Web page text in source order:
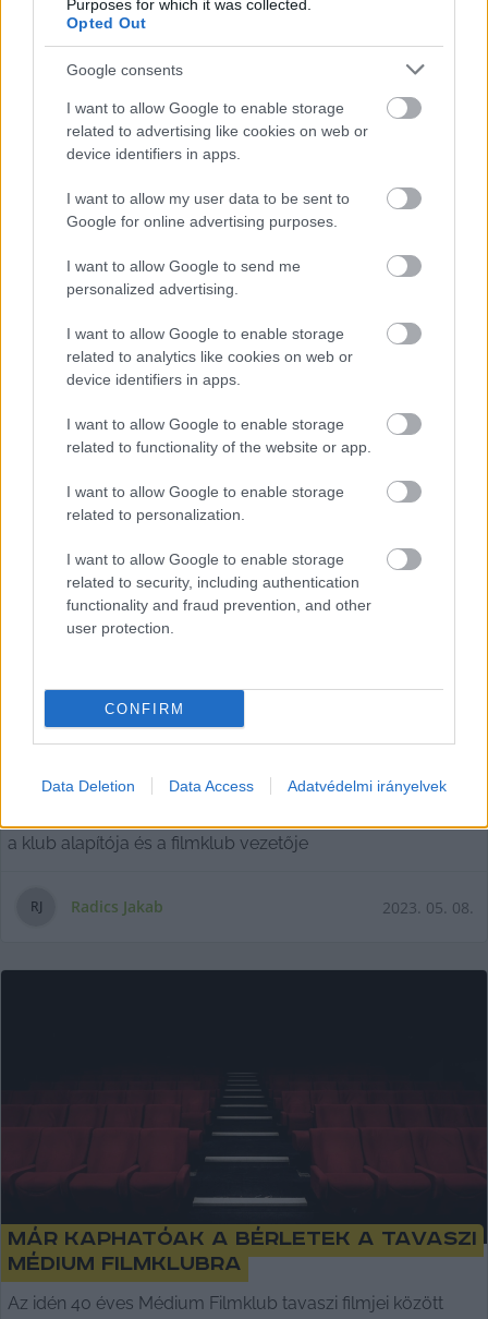
Purposes for which it was collected.
Opted Out
Google consents
I want to allow Google to enable storage
related to advertising like cookies on web or
device identifiers in apps.
I want to allow my user data to be sent to
Google for online advertising purposes.
I want to allow Google to send me
personalized advertising.
I want to allow Google to enable storage
related to analytics like cookies on web or
device identifiers in apps.
I want to allow Google to enable storage
related to functionality of the website or app.
I want to allow Google to enable storage
related to personalization.
I want to allow Google to enable storage
related to security, including authentication
functionality and fraud prevention, and other
user protection.
CONFIRM
Data Deletion Data Access Adatvédelmi irányelvek
Jelentkezz be a KecsUP-ra!
Lépj be a beszélgetéshez és hogy jobban megismerjük
BELÉPÉS
Hurka és ünnepély – Beszélgetés
Bárdos Ferenccel a 40 éves a Médium
Filmklubról
A Médium Filmklub idén 40 éves. Az ország legnagyobb
a klub alapítója és a filmklub vezetője
RJ Radics Jakab 2023. 05. 08.
Már kaphatóak a bérletek a tavaszi
Médium Filmklubra
Az idén 40 éves Médium Filmklub tavaszi filmjei között